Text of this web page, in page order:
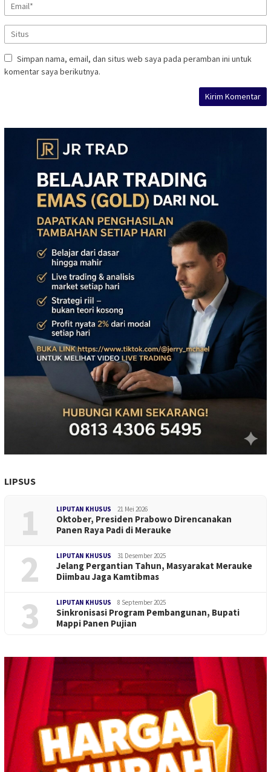
Simpan nama, email, dan situs web saya pada peramban ini untuk
komentar saya berikutnya.
LIPSUS
1 LIPUTAN KHUSUS 21 Mei 2026
Oktober, Presiden Prabowo Direncanakan
Panen Raya Padi di Merauke
2 LIPUTAN KHUSUS 31 Desember 2025
Jelang Pergantian Tahun, Masyarakat Merauke
Diimbau Jaga Kamtibmas
3 LIPUTAN KHUSUS 8 September 2025
Sinkronisasi Program Pembangunan, Bupati
Mappi Panen Pujian